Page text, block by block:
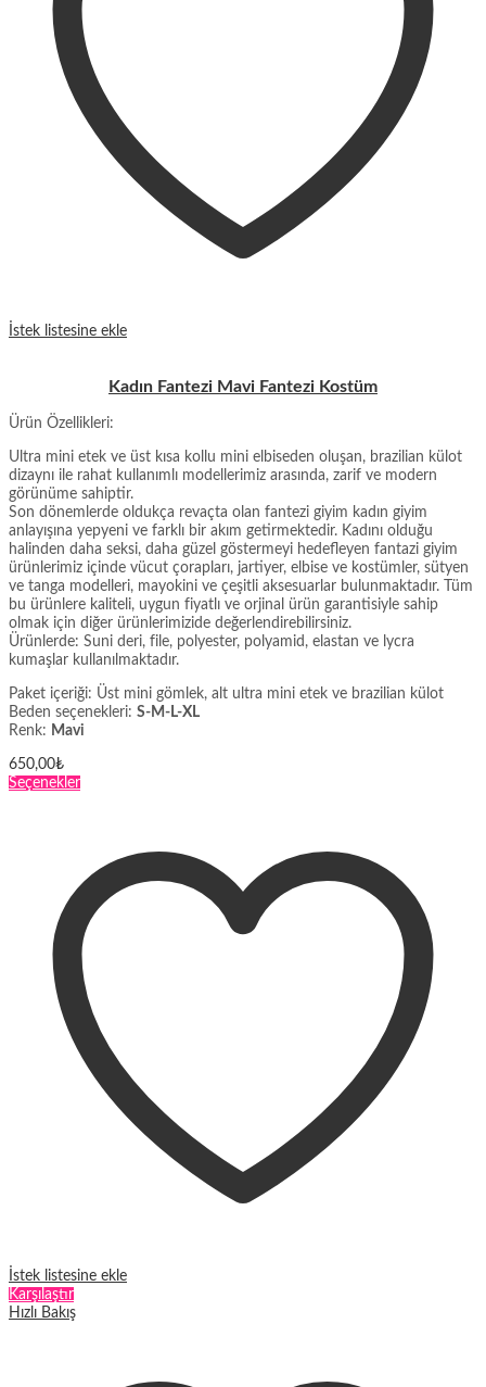
İstek listesine ekle
Kadın Fantezi Mavi Fantezi Kostüm
Ürün Özellikleri:
Ultra mini etek ve üst kısa kollu mini elbiseden oluşan, brazilian külot
dizaynı ile rahat kullanımlı modellerimiz arasında, zarif ve modern
görünüme sahiptir.
Son dönemlerde oldukça revaçta olan fantezi giyim kadın giyim
anlayışına yepyeni ve farklı bir akım getirmektedir. Kadını olduğu
halinden daha seksi, daha güzel göstermeyi hedefleyen fantazi giyim
ürünlerimiz içinde vücut çorapları, jartiyer, elbise ve kostümler, sütyen
ve tanga modelleri, mayokini ve çeşitli aksesuarlar bulunmaktadır. Tüm
bu ürünlere kaliteli, uygun fiyatlı ve orjinal ürün garantisiyle sahip
olmak için diğer ürünlerimizide değerlendirebilirsiniz.
Ürünlerde: Suni deri, file, polyester, polyamid, elastan ve lycra
kumaşlar kullanılmaktadır.
Paket içeriği: Üst mini gömlek, alt ultra mini etek ve brazilian külot
Beden seçenekleri: S-M-L-XL
Renk: Mavi
650,00₺
SeçeneklerBu
varyasyonu
var.
Seçenekler
ürün
sayfasından
seçilebilir
İstek listesine ekle
Karşılaştır
Hızlı Bakış